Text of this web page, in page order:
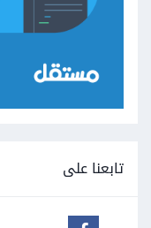
تابعنا على